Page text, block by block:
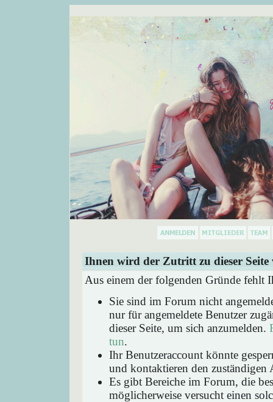
Ihnen wird der Zutritt zu dieser Seite
Aus einem der folgenden Gründe fehlt
Sie sind im Forum nicht
nur für angemeldete Benutzer
dieser Seite, um sich anzumelden.
tun.
Ihr Benutzeraccount könnte
und kontaktieren den zuständigen
Es gibt Bereiche im Forum, die
möglicherweise versucht einen